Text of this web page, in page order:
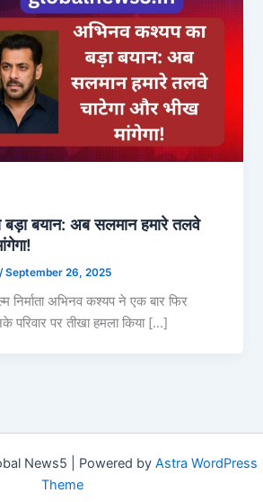
बयान: अब सलमान हमारे तलवे
/September 26, 2025
निर्माता अभिनव कश्यप ने एक बार फिर
पर तीखा हमला किया […]
News5 | Powered by Astra WordPress
Theme